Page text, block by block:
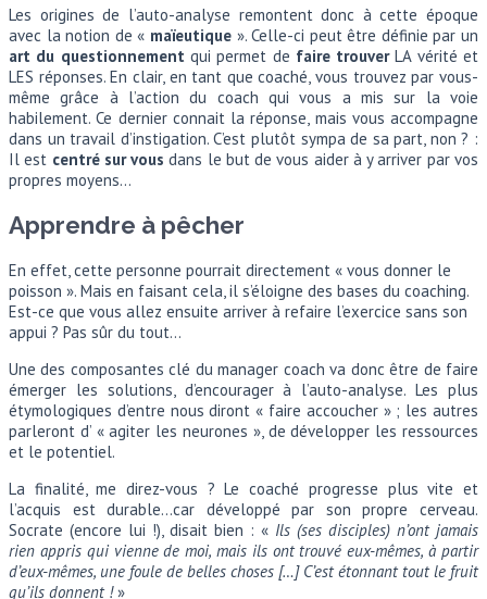
Les origines de l’auto-analyse remontent donc à cette époque
avec la notion de « maïeutique». Celle-ci peut être définie par un
art du questionnementqui permet de faire trouverLA vérité et
LES réponses. En clair, en tant que coaché, vous trouvez par vous-
même grâce à l’action du coach qui vous a mis sur la voie
habilement. Ce dernier connait la réponse, mais vous accompagne
dans un travail d’instigation. C’est plutôt sympa de sa part, non ? :
Il est centré sur vous dans le but de vous aider à y arriver par vos
propres moyens…
Apprendre à pêcher
En effet, cette personne pourrait directement « vous donner le
poisson ». Mais en faisant cela, il s’éloigne des bases du coaching.
Est-ce que vous allez ensuite arriver à refaire l’exercice sans son
appui ? Pas sûr du tout…
Une des composantes clé du manager coach va donc être de faire
émerger les solutions, d’encourager à l’auto-analyse. Les plus
étymologiques d’entre nous diront « faire accoucher » ; les autres
parleront d’ « agiter les neurones », de développer les ressources
et le potentiel.
La finalité, me direz-vous ? Le coaché progresse plus vite et
l’acquis est durable…car développé par son propre cerveau.
Socrate (encore lui !), disait bien : « Ils (ses disciples) n’ont jamais
rien appris qui vienne de moi, mais ils ont trouvé eux-mêmes, à partir
d’eux-mêmes, une foule de belles choses […] C’est étonnant tout le fruit
qu’ils donnent !»